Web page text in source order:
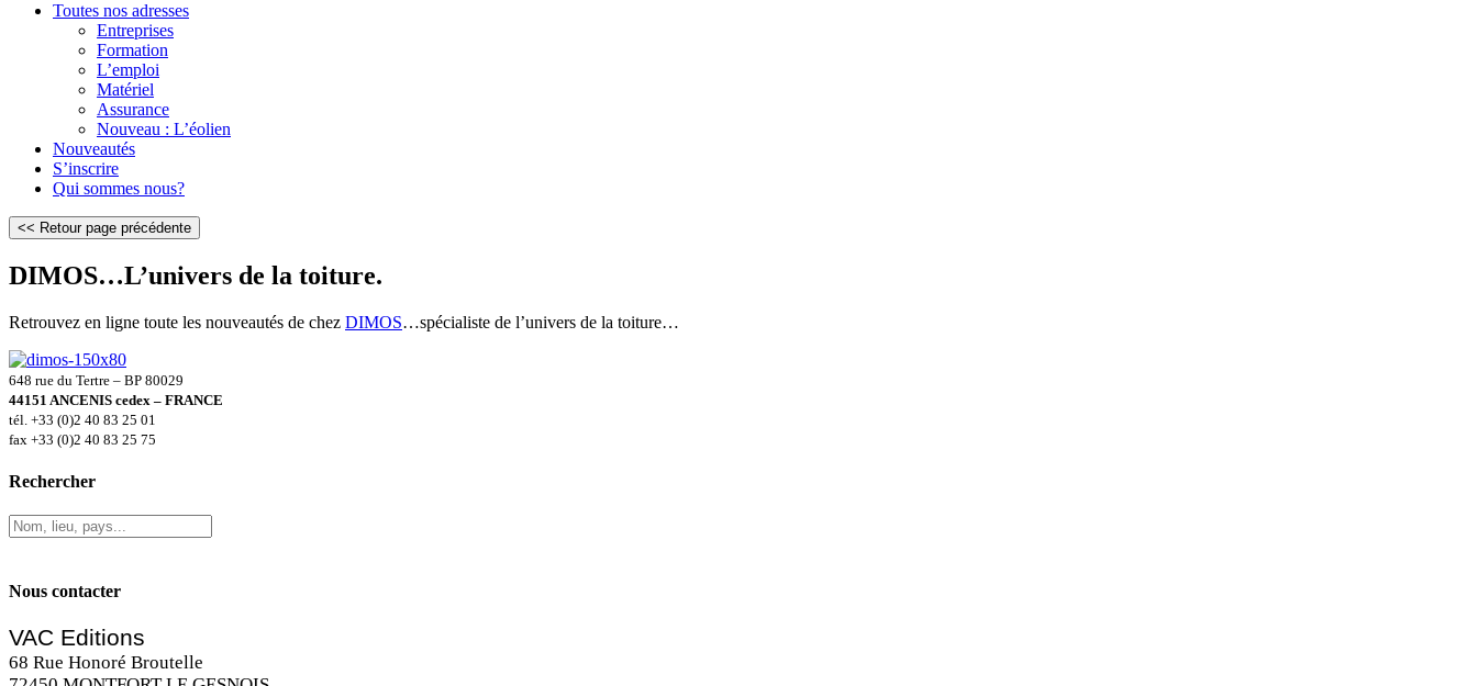
Toutes nos adresses
Entreprises
Formation
L’emploi
Matériel
Assurance
Nouveau : L’éolien
Nouveautés
S’inscrire
Qui sommes nous?
DIMOS…L’univers de la toiture.
Retrouvez en ligne toute les nouveautés de chez DIMOS…spécialiste de l’univers de la toiture…
648 rue du Tertre – BP 80029
44151 ANCENIS cedex – FRANCE
tél. +33 (0)2 40 83 25 01
fax +33 (0)2 40 83 25 75
Rechercher
Nous contacter
VAC Editions
68 Rue Honoré Broutelle